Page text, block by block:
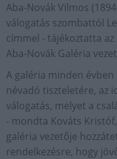
Aba-Novák Vilmos
válogatás szombattól
címmel - tájékoztatta
Aba-Novák Galéria
A galéria minden
névadó tiszteletére, az
válogatás, melyet a
- mondta Kováts
galéria vezetője
rendelkezésre, hogy